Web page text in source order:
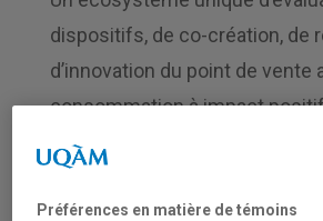
dispositifs, de co-création, de
d’innovation du point de vente
consommation à impact
laboratoire universitaire recrée
d’achat d’un commerce de
Préférences en matière de témoins